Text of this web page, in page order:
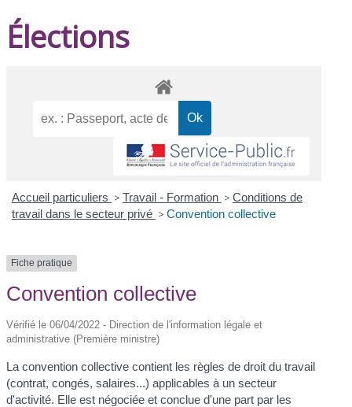
Élections
Accueil particuliers > Travail - Formation > Conditions de
travail dans le secteur privé > Convention collective
Fiche pratique
Convention collective
Vérifié le 06/04/2022 - Direction de l'information légale et
administrative (Première ministre)
La convention collective contient les règles de droit du travail
(contrat, congés, salaires...) applicables à un secteur
d'activité. Elle est négociée et conclue d'une part par les